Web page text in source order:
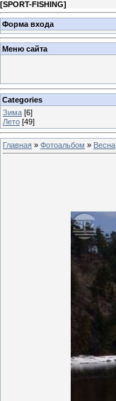
[SPORT-FISHING]
Форма входа
Меню сайта
Categories
Зима [6]
Лето [49]
Главная » Фотоальбом » Весна